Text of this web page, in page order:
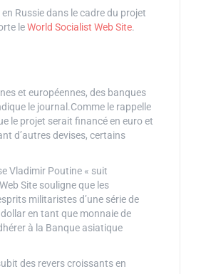
Russie dans le cadre du projet
leWorld Socialist Web Site.
et européennes, des banques
le journal.Comme le rappelle
le projet serait financé en euro et
d’autres devises, certains
Vladimir Poutine « suit
Site souligne que les
militaristes d’une série de
en tant que monnaie de
à la Banque asiatique
des revers croissants en